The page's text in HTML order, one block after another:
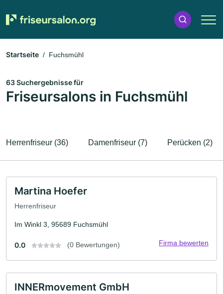
Startseite Fuchsmühl
63 Suchergebnisse für
Friseursalons in Fuchsmühl
Herrenfriseur (36) Damenfriseur (7) Perücken (2)
Martina Hoefer
Herrenfriseur
Im Winkl 3, 95689 Fuchsmühl
0.0 (0 Bewertungen) Firma bewerten
INNERmovement GmbH